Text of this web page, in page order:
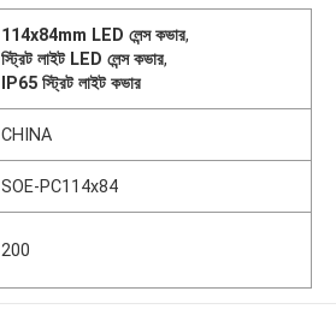
114x84mm LED লেন্স কভার,
স্ট্রিট লাইট LED লেন্স কভার,
IP65 স্ট্রিট লাইট কভার
CHINA
SOE-PC114x84
200